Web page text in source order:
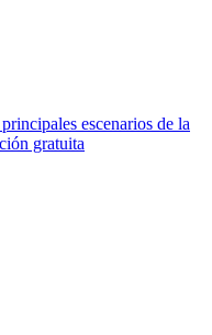
escenarios de la
gratuita